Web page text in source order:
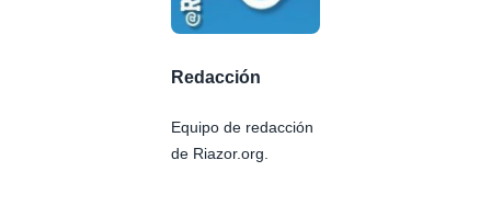
Redacción
Equipo de redacción
de Riazor.org.